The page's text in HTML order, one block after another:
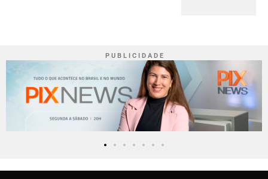
P U B L I C I D A D E